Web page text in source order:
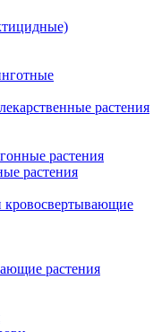
растения
растения
растения
кровосвертывающие
растения